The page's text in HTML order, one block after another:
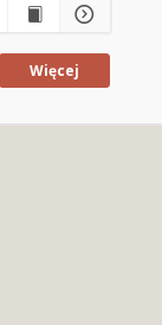
Więcej